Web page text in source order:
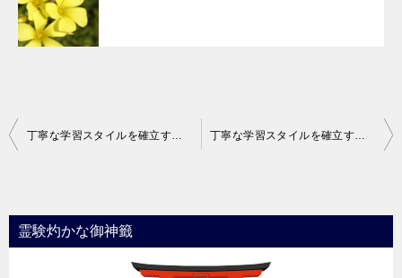
投
ビ
ゲ
丁寧な学習スタイルを確立する １ 丁寧な学習スタイルを確立する ３ 授業の理解を確認
霊験灼かな御神籤